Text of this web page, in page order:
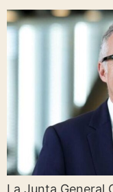
La Junta General